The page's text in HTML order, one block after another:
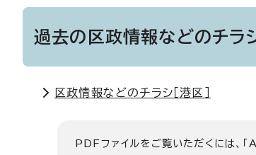
過去の区政情報などのチラ
区政情報などのチラシ［港区］
PDFファイルをご覧いただくには、